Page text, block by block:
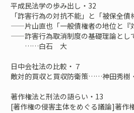
平成民法学の歩み出し・32
「詐害行為の対抗不能」と「被保全債
——片山直也「一般債権者の地位と『
——詐害行為取消制度の基礎理論とし
……白石 大
日中会社法の比較・７
敵対的買収と買収防衛策……神田秀
著作権法と刑法の語らい・13
[著作権の侵害主体をめぐる議論]著作